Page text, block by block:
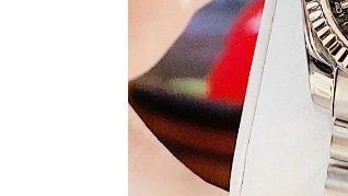
Rivero
Sunrise
X-
cer
Đồng